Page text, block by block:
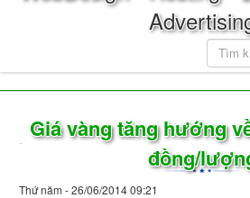
Giá vàng tăng hướng
đồng/
Thứ năm - 26/06/2014 09:21